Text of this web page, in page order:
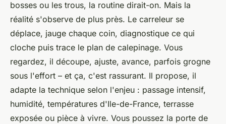
bosses ou les trous, la routine dirait-on. Mais la
réalité s'observe de plus près. Le carreleur se
déplace, jauge chaque coin, diagnostique ce qui
cloche puis trace le plan de calepinage. Vous
regardez, il découpe, ajuste, avance, parfois grogne
sous l'effort – et ça, c'est rassurant. Il propose, il
adapte la technique selon l'enjeu : passage intensif,
humidité, températures d'Ile-de-France, terrasse
exposée ou pièce à vivre. Vous poussez la porte de